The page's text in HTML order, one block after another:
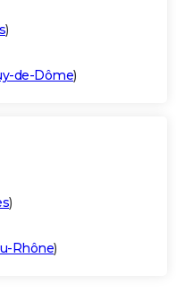
)
de-Dôme)
)
Rhône)